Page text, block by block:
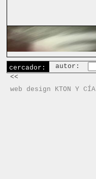
cercador: autor:
<<
web design KTON Y CÍA